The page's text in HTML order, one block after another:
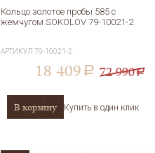
Кольцо золотое пробы 585 с
жемчугом SOKOLOV 79-10021-2
АРТИКУЛ79-10021-2
18 409 a 72 990a
В корзину Купить в один клик